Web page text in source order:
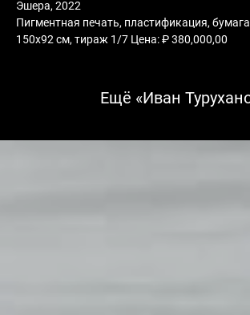
Эшера, 2022
Пигментная печать, пластификация,
150х92 см, тираж 1/7 Цена: ₽ 380,000,00
Ещё «Иван